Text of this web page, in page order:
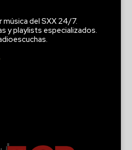
música del SXX 24/7.
y playlists especializados.